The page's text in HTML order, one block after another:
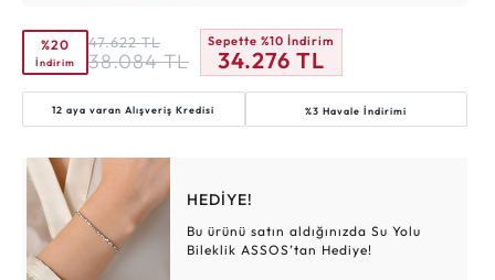
%20
İndirim
47.622 TL
38.084 TL
Sepette %10 İndirim
34.276 TL
12 aya varanAlışveriş Kredisi %3 Havale İndirimi
HEDİYE!
Bu ürünü satın aldığınızda Su Yolu
Bileklik ASSOS’tan Hediye!